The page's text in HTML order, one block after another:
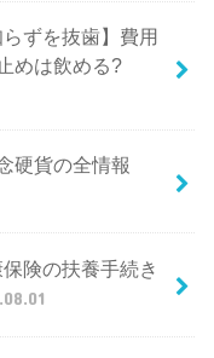
ずを抜歯】費用
めは飲める?
硬貨の全情報
険の扶養手続き